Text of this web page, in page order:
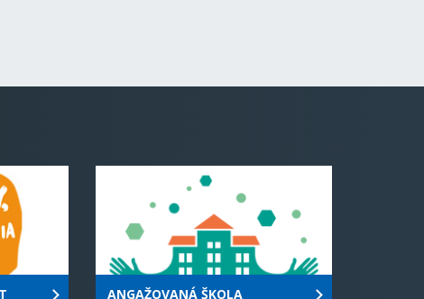
ANGAŽOVANÁ ŠKOLA